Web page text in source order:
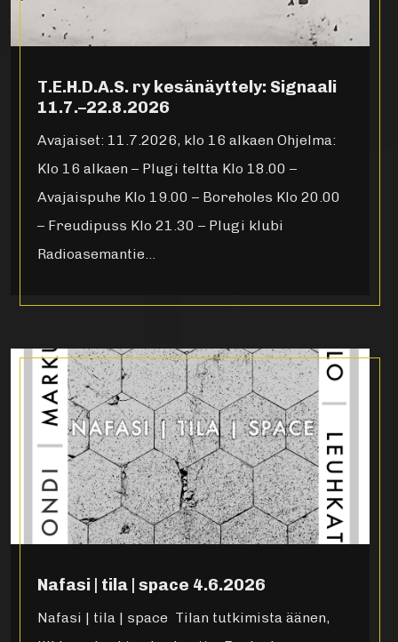
T.E.H.D.A.S. ry kesänäyttely: Signaali
11.7.–22.8.2026
Avajaiset: 11.7.2026, klo 16 alkaen Ohjelma:
Klo 16 alkaen – Plugi teltta Klo 18.00 –
Avajaispuhe Klo 19.00 – Boreholes Klo 20.00
– Freudipuss Klo 21.30 – Plugi klubi
Radioasemantie…
Nafasi | tila | space 4.6.2026
Nafasi | tila | space Tilan tutkimista äänen,